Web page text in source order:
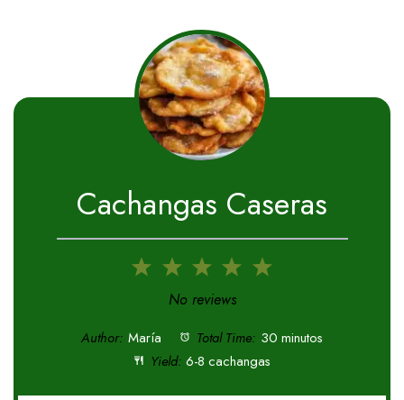
Cachangas Caseras
5
4
3
Stars
2
Stars
1
Star
No reviews
Author: María Total Time: 30 minutos
Yield: 6-8 cachangas